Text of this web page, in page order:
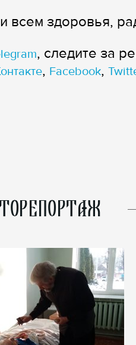
здоровья,
, следите за
, Facebook,